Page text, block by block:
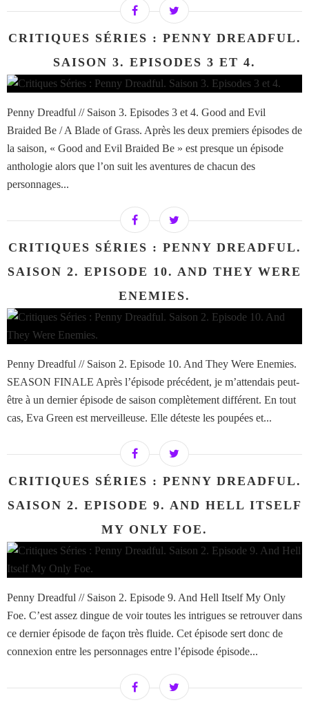
CRITIQUES SÉRIES : PENNY DREADFUL.
SAISON 3. EPISODES 3 ET 4.
Penny Dreadful // Saison 3. Episodes 3 et 4. Good and Evil
Braided Be / A Blade of Grass. Après les deux premiers épisodes de
la saison, « Good and Evil Braided Be » est presque un épisode
anthologie alors que l’on suit les aventures de chacun des
personnages...
CRITIQUES SÉRIES : PENNY DREADFUL.
SAISON 2. EPISODE 10. AND THEY WERE
ENEMIES.
Penny Dreadful // Saison 2. Episode 10. And They Were Enemies.
SEASON FINALE Après l’épisode précédent, je m’attendais peut-
être à un dernier épisode de saison complètement différent. En tout
cas, Eva Green est merveilleuse. Elle déteste les poupées et...
CRITIQUES SÉRIES : PENNY DREADFUL.
SAISON 2. EPISODE 9. AND HELL ITSELF
MY ONLY FOE.
Penny Dreadful // Saison 2. Episode 9. And Hell Itself My Only
Foe. C’est assez dingue de voir toutes les intrigues se retrouver dans
ce dernier épisode de façon très fluide. Cet épisode sert donc de
connexion entre les personnages entre l’épisode épisode...